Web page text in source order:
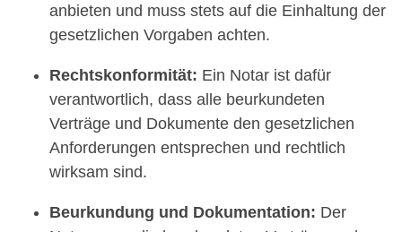
anbieten und muss stets auf die Einhaltung der
gesetzlichen Vorgaben achten.
Rechtskonformität: Ein Notar ist dafür
verantwortlich, dass alle beurkundeten
Verträge und Dokumente den gesetzlichen
Anforderungen entsprechen und rechtlich
wirksam sind.
Beurkundung und Dokumentation: Der